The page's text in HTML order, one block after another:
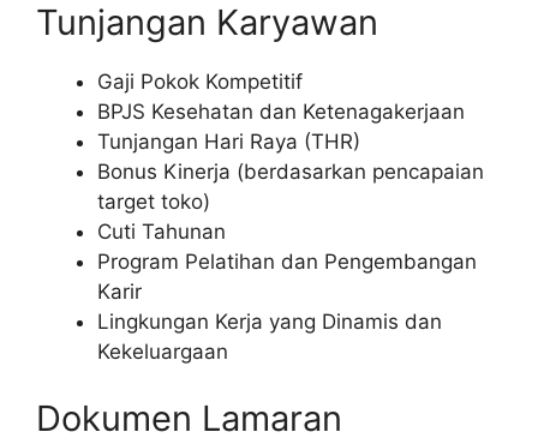
Tunjangan Karyawan
Gaji Pokok Kompetitif
BPJS Kesehatan dan Ketenagakerjaan
Tunjangan Hari Raya (THR)
Bonus Kinerja (berdasarkan pencapaian
target toko)
Cuti Tahunan
Program Pelatihan dan Pengembangan
Karir
Lingkungan Kerja yang Dinamis dan
Kekeluargaan
Dokumen Lamaran